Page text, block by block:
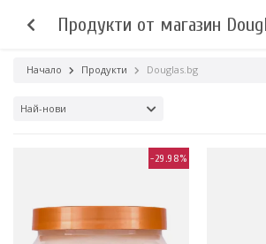
Начало Продукти Douglas.bg
Продукти от магазин
Най-нови
-29.98%